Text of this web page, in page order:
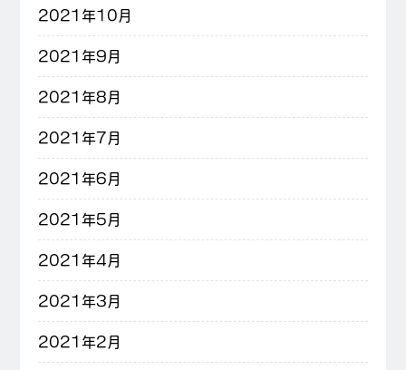
2021年10月
2021年9月
2021年8月
2021年7月
2021年6月
2021年5月
2021年4月
2021年3月
2021年2月